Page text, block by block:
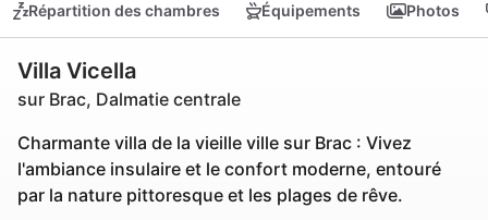
Répartition des chambres Équipements Photos
Villa Vicella
sur Brac, Dalmatie centrale
Charmante villa de la vieille ville sur Brac : Vivez
l'ambiance insulaire et le confort moderne, entouré
par la nature pittoresque et les plages de rêve.